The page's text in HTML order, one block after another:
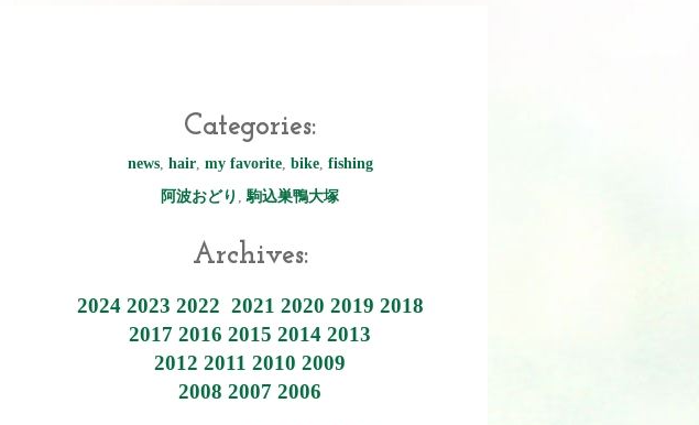
Categories:
news, hair, my favorite, bike, fishing
阿波おどり ,駒込巣鴨大塚
Archives:
2024 2023 2022 2021 2020 2019 2018
2017 2016 2015 2014 2013
2012 2011 2010 2009
2008 2007 2006